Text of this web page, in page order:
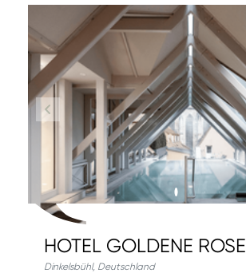
HOTEL GOLDENE ROSE
Dinkelsbühl, Deutschland